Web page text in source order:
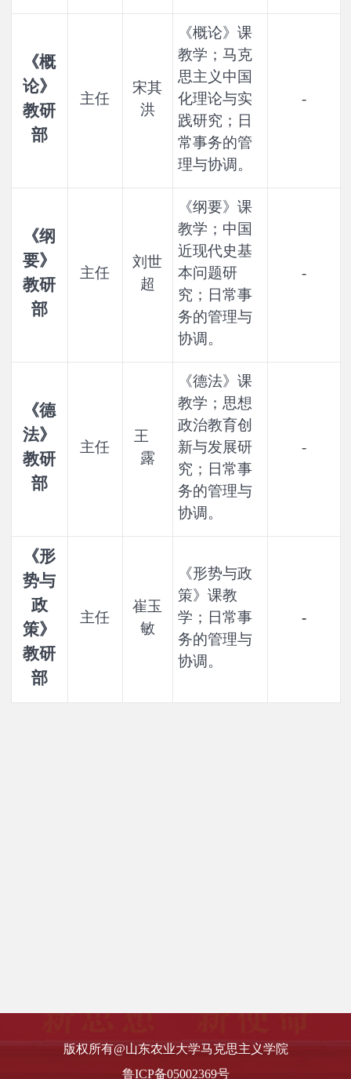
《概
论》
教研
部
主任
宋其
洪
《概论》课
教学；马克
思主义中国
化理论与实
践研究；日
常事务的管
理与协调。
-
《纲
要》
教研
部
主任
刘世
超
《纲要》课
教学；中国
近现代史基
本问题研
究；日常事
务的管理与
协调。
-
《德
法》
教研
部
主任
王
露
《德法》课
教学；思想
政治教育创
新与发展研
究；日常事
务的管理与
协调。
-
《形
势与
政
策》
教研
部
主任
崔玉
敏
《形势与政
策》课教
学；日常事
务的管理与
协调。
-
现任领导版权所有@山东农业大学马克思主义学院
鲁ICP备05002369号